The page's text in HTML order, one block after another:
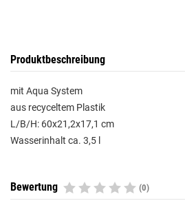
Produktbeschreibung
mit Aqua System
aus recyceltem Plastik
L/B/H: 60x21,2x17,1 cm
Wasserinhalt ca. 3,5 l
Bewertung (0)